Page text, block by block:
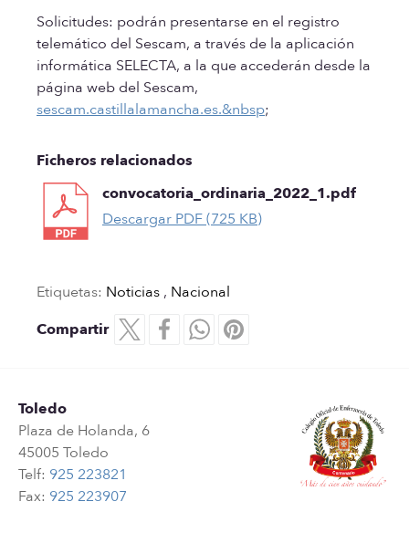
Solicitudes: podrán presentarse en el registro
telemático del Sescam, a través de la aplicación
informática SELECTA, a la que accederán desde la
página web del Sescam,
sescam.castillalamancha.es.&nbsp;
Ficheros relacionados
convocatoria_ordinaria_2022_1.pdf
Descargar PDF (725 KB)
Etiquetas: Noticias , Nacional
Compartir
Toledo
Plaza de Holanda, 6
45005 Toledo
Telf: 925 223821
Fax: 925 223907